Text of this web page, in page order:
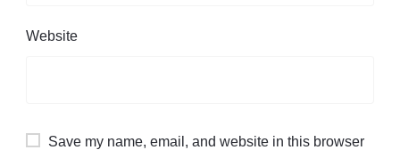
Website
Save my name, email, and website in this browser